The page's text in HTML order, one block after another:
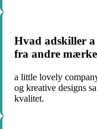
Hvad adskiller
fra andre
a little lovely
og kreative designs
kvalitet.